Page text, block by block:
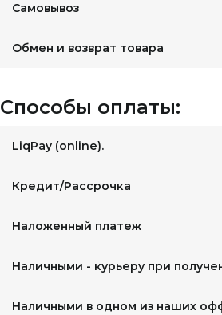
Самовывоз
Обмен и возврат товара
Способы оплаты:
LiqPay (online).
Кредит/Рассрочка
Наложенный платеж
Наличными - курьеру при
Наличными в одном из наших